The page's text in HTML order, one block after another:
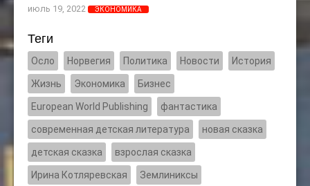
июль 19, 2022
ЭКОНОМИКА
Теги
Осло Норвегия Политика Новости История
Жизнь Экономика Бизнес
European World Publishing фантастика
современная детская литература новая сказка
детская сказка взрослая сказка
Ирина Котляревская Землиниксы